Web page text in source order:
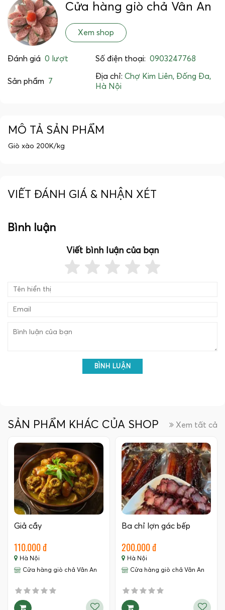
Cửa hàng giò chả Vân An
Xem shop
Đánh giá 0 lượt Số điện thoại: 0903247768
Sản phẩm 7
Địa chỉ: Chợ Kim Liên, Đống Đa,
Hà Nội
MÔ TẢ SẢN PHẨM
Giò xào 200K/kg
VIẾT ĐÁNH GIÁ & NHẬN XÉT
Bình luận
Viết bình luận của bạn
BÌNH LUẬN
SẢN PHẨM KHÁC CỦA SHOP Xem tất cả
Giả cầy
110.000 đ
Hà Nội
Cửa hàng giò chả Vân An
Ba chỉ lợn gác bếp
200.000 đ
Hà Nội
Cửa hàng giò chả Vân An